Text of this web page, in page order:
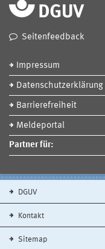
Seitenfeedback
Impressum
Datenschutzerklärung
Barrierefreiheit
Meldeportal
Partner für:
DGUV
Kontakt
Sitemap